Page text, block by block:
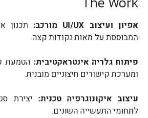
אפיון ועיצוב UI/UX מורכב:
תכנון
המבוססת על מאות נקודות קצה.
פיתוח גלריה אינטראקטיבית:
ומערכת קישורים חיצוניים מובנית.
עיצוב איקונוגרפיה טכנית: יצירת
לתחומי התעשייה השונים.